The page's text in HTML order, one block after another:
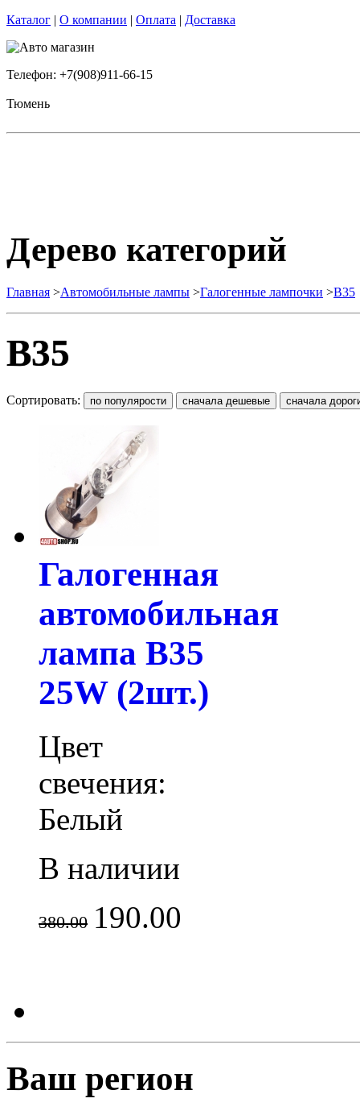
Каталог | О компании | Оплата | Доставка
Телефон: +7(908)911-66-15
Тюмень
Дерево категорий
Главная >Автомобильные лампы >Галогенные лампочки >B35
B35
Сортировать:
Галогенная
автомобильная
лампа B35
25W (2шт.)
Цвет
свечения:
Белый
В наличии
380.00 190.00
Ваш регион